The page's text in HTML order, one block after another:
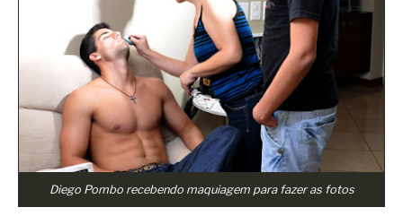
Diego Pombo recebendo maquiagem para fazer as fotos